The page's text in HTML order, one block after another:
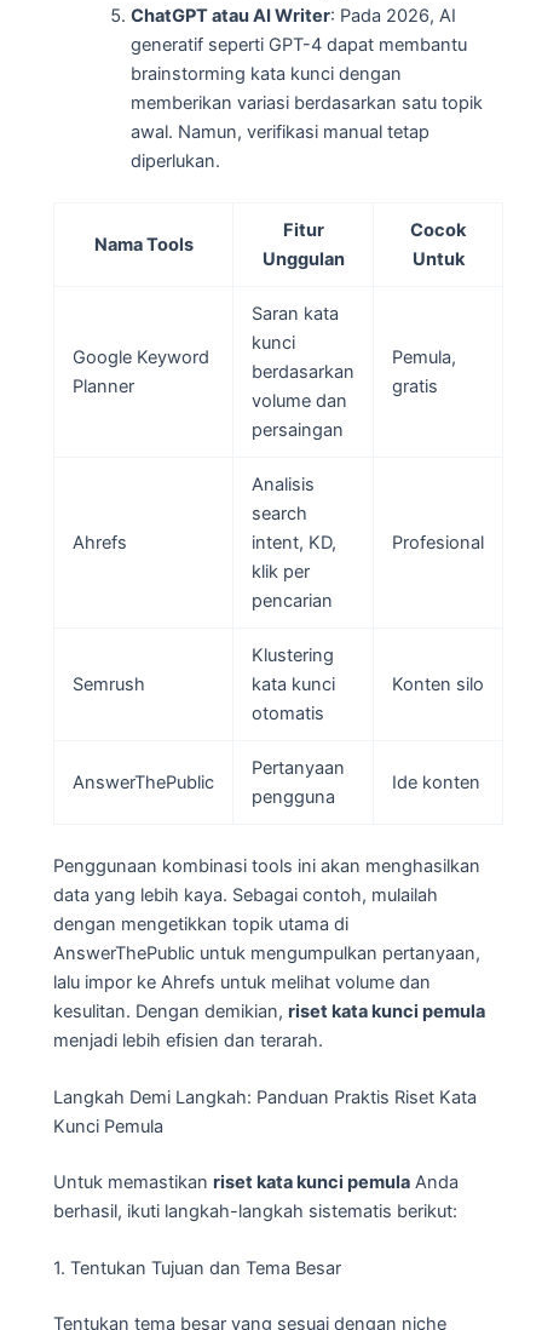
ChatGPT atau AI Writer: Pada 2026, AI
generatif seperti GPT-4 dapat membantu
brainstorming kata kunci dengan
memberikan variasi berdasarkan satu topik
awal. Namun, verifikasi manual tetap
diperlukan.
Nama Tools
Fitur
Unggulan
Cocok
Untuk
Google Keyword
Planner
Saran kata
kunci
berdasarkan
volume dan
persaingan
Pemula,
gratis
Ahrefs
Analisis
search
intent, KD,
klik per
pencarian
Profesional
Semrush
Klustering
kata kunci
otomatis
Konten silo
AnswerThePublic
Pertanyaan
pengguna
Ide konten
Penggunaan kombinasi tools ini akan menghasilkan
data yang lebih kaya. Sebagai contoh, mulailah
dengan mengetikkan topik utama di
AnswerThePublic untuk mengumpulkan pertanyaan,
lalu impor ke Ahrefs untuk melihat volume dan
kesulitan. Dengan demikian, riset kata kunci pemula
menjadi lebih efisien dan terarah.
Langkah Demi Langkah: Panduan Praktis Riset Kata
Kunci Pemula
Untuk memastikan riset kata kunci pemula Anda
berhasil, ikuti langkah-langkah sistematis berikut:
1. Tentukan Tujuan dan Tema Besar
Tentukan tema besar yang sesuai dengan niche